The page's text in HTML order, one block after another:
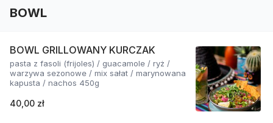
BOWL
BOWL GRILLOWANY KURCZAK
pasta z fasoli (frijoles) / guacamole / ryż /
warzywa sezonowe / mix sałat / marynowana
kapusta / nachos 450g
40,00 zł